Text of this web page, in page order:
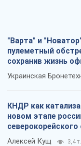
"Варта" и
пулеметный
сохранив жизнь
Украинская
КНДР как
новом этапе
Алексей Кущ 3,4 т.